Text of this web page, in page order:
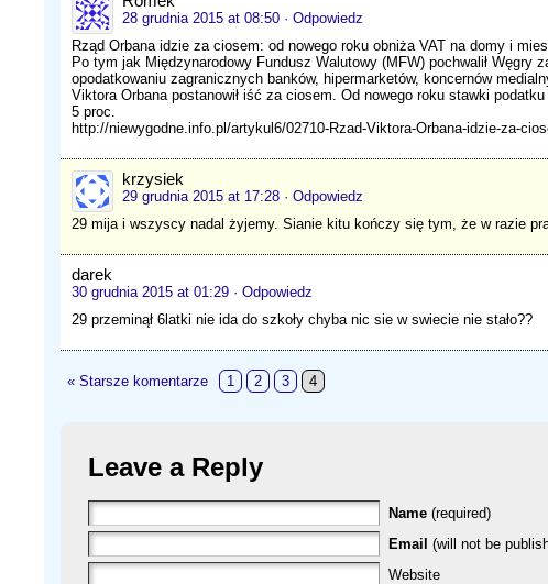
28 grudnia 2015 at 08:50 · Odpowiedz
Rząd Orbana idzie za ciosem: od nowego roku obniża VAT na domy i
Po tym jak Międzynarodowy Fundusz Walutowy (MFW) pochwalił
opodatkowaniu zagranicznych banków, hipermarketów, koncernów
Viktora Orbana postanowił iść za ciosem. Od nowego roku stawki
5 proc.
http://niewygodne.info.pl/artykul6/02710-Rzad-Viktora-Orbana-idzie-za-
krzysiek
29 grudnia 2015 at 17:28 · Odpowiedz
29 mija i wszyscy nadal żyjemy. Sianie kitu kończy się tym, że w razie
darek
30 grudnia 2015 at 01:29 · Odpowiedz
29 przeminął 6latki nie ida do szkoły chyba nic sie w swiecie nie stało??
« Starsze komentarze 1 2 3 4
Leave a Reply
Name(required)
Email (will not be
Website